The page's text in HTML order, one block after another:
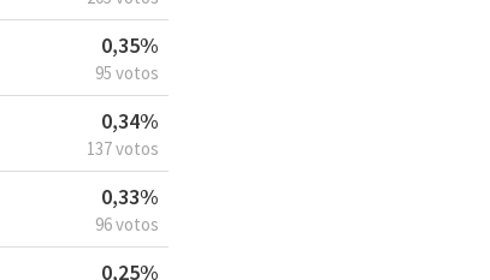
0,35%
95 votos
0,34%
137 votos
0,33%
96 votos
0,25%